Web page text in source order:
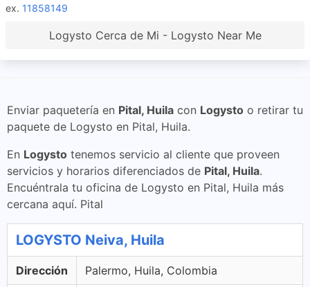
ex. 11858149
Logysto Cerca de Mi - Logysto Near Me
Enviar paquetería en Pital, Huila con Logysto o retirar tu
paquete de Logysto en Pital, Huila.
En Logysto tenemos servicio al cliente que proveen
servicios y horarios diferenciados de Pital, Huila.
Encuéntrala tu oficina de Logysto en Pital, Huila más
cercana aquí. Pital
LOGYSTO Neiva, Huila
Dirección Palermo, Huila, Colombia